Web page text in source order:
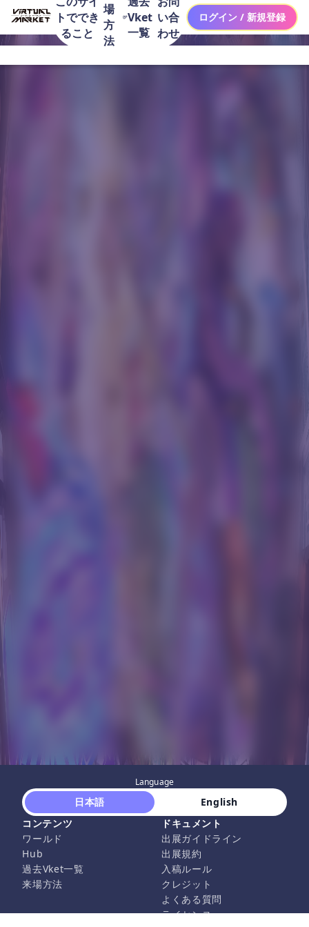
トででき
ること
場
方
法
Vket
一覧
い合
わせ
ログイン / 新規登録
Language
日本語
English
コンテンツ
ワールド
Hub
過去Vket一覧
来場方法
ドキュメント
出展ガイドライン
出展規約
入稿ルール
クレジット
よくある質問
ライセンス